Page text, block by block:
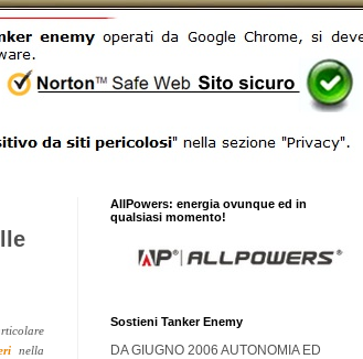
nella
AllPowers: energia ovunque ed in
qualsiasi momento!
Sostieni Tanker Enemy
DA GIUGNO 2006 AUTONOMIA ED